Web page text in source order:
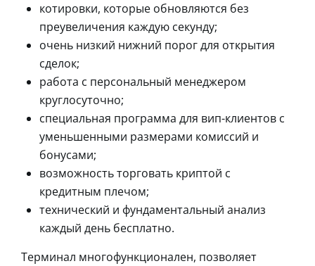
котировки, которые обновляются без
преувеличения каждую секунду;
очень низкий нижний порог для открытия
сделок;
работа с персональный менеджером
круглосуточно;
специальная программа для вип-клиентов с
уменьшенными размерами комиссий и
бонусами;
возможность торговать криптой с
кредитным плечом;
технический и фундаментальный анализ
каждый день бесплатно.
Терминал многофункционален, позволяет